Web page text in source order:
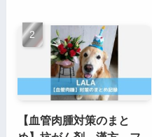
【血管肉腫対策のまと